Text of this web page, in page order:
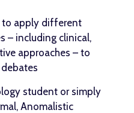
to apply different
– including clinical,
approaches – to
student or simply
Anomalistic